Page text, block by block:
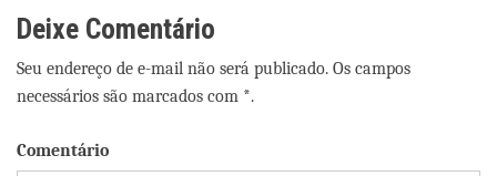
Deixe Comentário
Seu endereço de e-mail não será publicado. Os campos
necessários são marcados com *.
Comentário